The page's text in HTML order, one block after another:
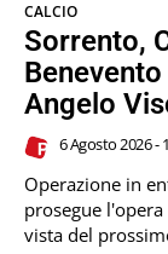
CALCIO
Sorrento,
Angelo
6 Agosto 2026 -
Operazione in
prosegue
vista del